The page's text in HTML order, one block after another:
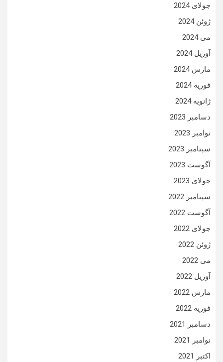
جولای 2024
ژوئن 2024
می 2024
آوریل 2024
مارس 2024
فوریه 2024
ژانویه 2024
دسامبر 2023
نوامبر 2023
سپتامبر 2023
آگوست 2023
جولای 2023
سپتامبر 2022
آگوست 2022
جولای 2022
ژوئن 2022
می 2022
آوریل 2022
مارس 2022
فوریه 2022
دسامبر 2021
نوامبر 2021
اکتبر 2021